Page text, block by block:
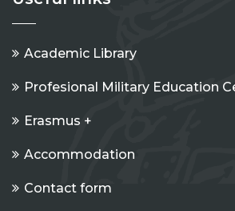
Academic Library
Profesional Military Education
Erasmus +
Accommodation
Contact form